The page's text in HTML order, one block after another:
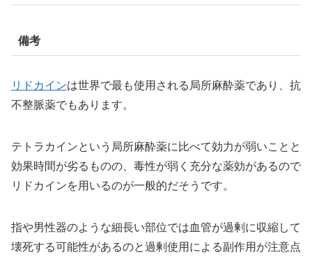
備考
リドカインは世界で最も使用される局所麻酔薬であり、抗
不整脈薬でもあります。
テトラカインという局所麻酔薬に比べて効力が弱いことと
効果時間が劣るものの、毒性が弱く充分な薬効があるので
リドカインを用いるのが一般的だそうです。
指や男性器のような細長い部位では血管が過剰に収縮して
壊死する可能性があるのと過剰使用による副作用が注意点